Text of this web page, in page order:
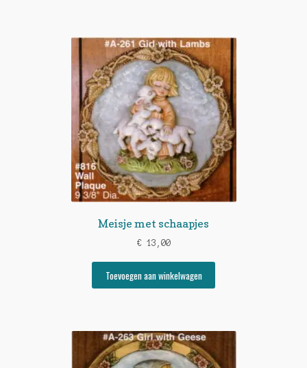
Meisje met schaapjes
€ 13,00
Toevoegen aan winkelwagen